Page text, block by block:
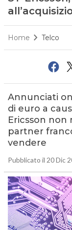
Home Telco
Annunciati
di euro a
Ericsson non
partner
vendere
Pubblicato il 20 Dic